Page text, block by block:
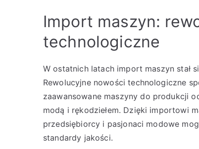
Import maszyn:
technologiczne
W ostatnich latach import maszyn stał
Rewolucyjne nowości technologiczne
zaawansowane maszyny do produkcji
modą i rękodziełem. Dzięki importowi
przedsiębiorcy i pasjonaci modowe
standardy jakości.